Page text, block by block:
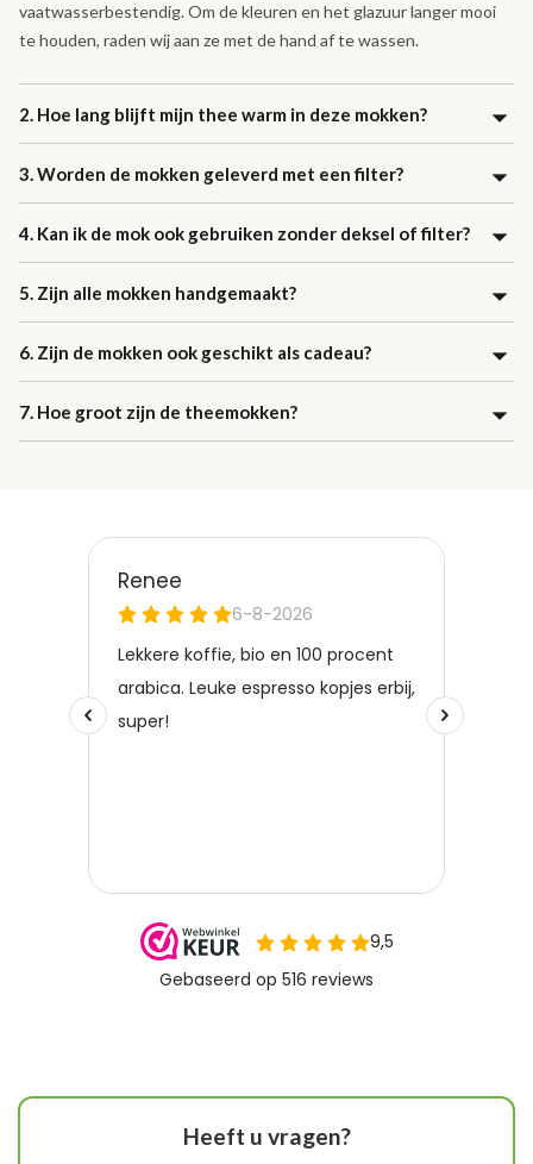
vaatwasserbestendig. Om de kleuren en het glazuur langer mooi
te houden, raden wij aan ze met de hand af te wassen.
2. Hoe lang blijft mijn thee warm in deze mokken?
3. Worden de mokken geleverd met een filter?
4. Kan ik de mok ook gebruiken zonder deksel of filter?
5. Zijn alle mokken handgemaakt?
6. Zijn de mokken ook geschikt als cadeau?
7. Hoe groot zijn de theemokken?
Heeft u vragen?